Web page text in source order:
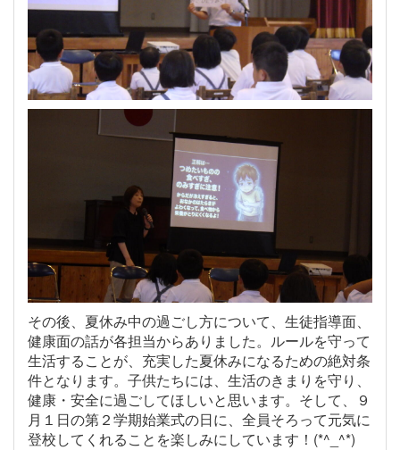
その後、夏休み中の過ごし方について、生徒指導面、
健康面の話が各担当からありました。ルールを守って
生活することが、充実した夏休みになるための絶対条
件となります。子供たちには、生活のきまりを守り、
健康・安全に過ごしてほしいと思います。そして、９
月１日の第２学期始業式の日に、全員そろって元気に
登校してくれることを楽しみにしています！(*^_^*)